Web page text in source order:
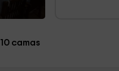
10 camas